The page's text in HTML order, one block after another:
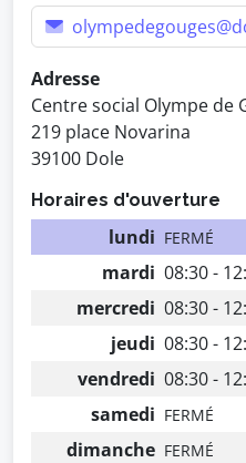
Adresse
Centre social Olympe de
219 place Novarina
39100 Dole
Horaires d'ouverture
lundi FERMÉ
mardi 08:30 -
mercredi 08:30 -
jeudi 08:30 -
vendredi 08:30 -
samedi FERMÉ
dimanche FERMÉ